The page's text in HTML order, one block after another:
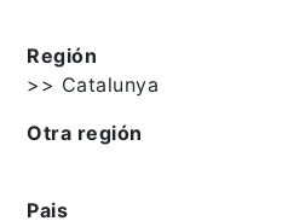
Región
>> Catalunya
Otra región
Pais